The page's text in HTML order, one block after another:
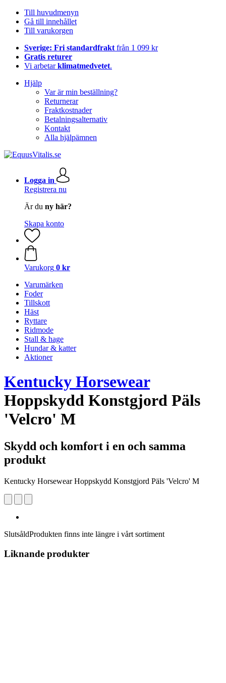
Till huvudmenyn
Gå till innehållet
Till varukorgen
Sverige: Fri standardfrakt från 1 099 kr
Gratis returer
Vi arbetarklimatmedvetet.
Hjälp
Var är min beställning?
Returnerar
Fraktkostnader
Betalningsalternativ
Kontakt
Alla hjälpämnen
Logga in
Registrera nu
Är du ny här?
Skapa konto
Varukorg 0 kr
Varumärken
Foder
Tillskott
Häst
Ryttare
Ridmode
Stall & hage
Hundar & katter
Aktioner
Kentucky Horsewear
Hoppskydd Konstgjord Päls
'Velcro' M
Skydd och komfort i en och samma
produkt
Kentucky Horsewear Hoppskydd Konstgjord Päls 'Velcro' M
SlutsåldProdukten finns inte längre i vårt sortiment
Liknande produkter